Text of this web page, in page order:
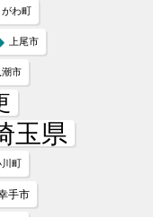
がわ町
上尾市
潮市
玉県
川町
手市